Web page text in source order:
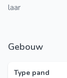
laar
Gebouw
Type pand